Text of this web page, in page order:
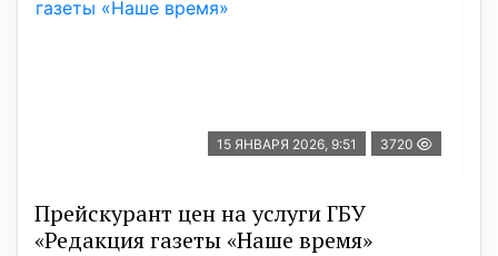
15 ЯНВАРЯ 2026, 9:51 3720
Прейскурант цен на услуги ГБУ
«Редакция газеты «Наше время»